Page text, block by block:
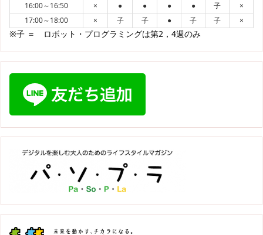
16:00～16:50
× ● ● ● ● 子
×
17:00～18:00
× 子 子 ● 子 子 ×
※子 ＝ ロボット・プログラミングは第2，4週のみ